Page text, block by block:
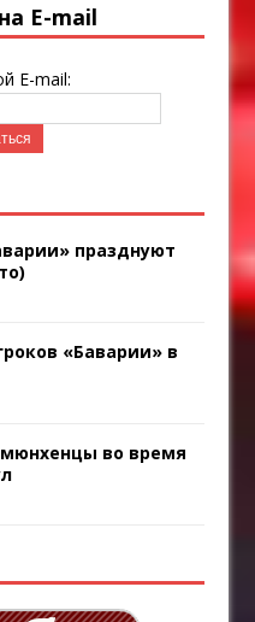
E-mail
E-mail:
празднуют
«Баварии» в
во время